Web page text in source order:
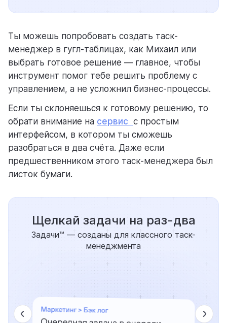
Ты можешь попробовать создать таск-
менеджер в гугл-таблицах, как Михаил или
выбрать готовое решение — главное, чтобы
инструмент помог тебе решить проблему с
управлением, а не усложнил бизнес-процессы.
Если ты склоняешься к готовому решению, то
обрати внимание на сервис с простым
интерфейсом, в котором ты сможешь
разобраться в два счёта. Даже если
предшественником этого таск-менеджера был
листок бумаги.
Щелкай задачи на раз-два
Задачи™ — созданы для классного таск-
менеджмента